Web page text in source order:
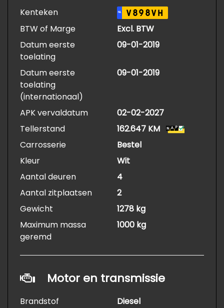
Kenteken NL V898VH
BTW of Marge
Excl. BTW
Datum eerste
toelating
09-01-2019
Datum eerste
toelating
(internationaal)
09-01-2019
APK vervaldatum
02-02-2027
Tellerstand
162.647 KM
Carrosserie
Bestel
Kleur
Wit
Aantal deuren
4
Aantal zitplaatsen
2
Gewicht
1278 kg
Maximum massa
geremd
1000 kg
Motor en transmissie
Brandstof
Diesel